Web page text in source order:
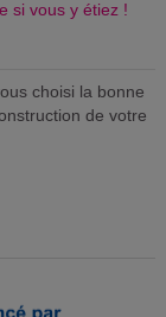
si vous y étiez !
choisi la bonne
de votre